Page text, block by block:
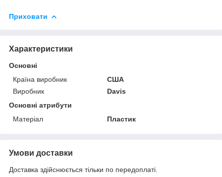
Приховати
Характеристики
Основні
Країна виробник
США
Виробник
Davis
Основні атрибути
Матеріал
Пластик
Умови доставки
Доставка здійснюється тільки по передоплаті.